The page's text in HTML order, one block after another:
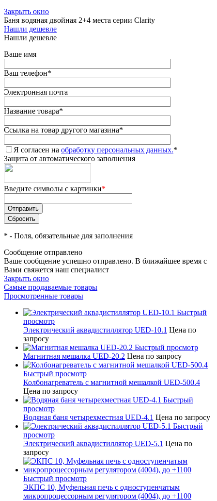
Закрыть окно
Баня водяная двойная 2+4 места серии Clarity
Нашли дешевле
Нашли дешевле
Ваше имя
Ваш телефон*
Электронная почта
Название товара*
Ссылка на товар другого магазина*
Я согласен на обработку персональных данных.*
Защита от автоматического заполнения
Введите символы с картинки*
* - Поля, обязательные для заполнения
Сообщение отправлено
Ваше сообщение успешно отправлено. В ближайшее время с
Вами свяжется наш специалист
Закрыть окно
Самые продаваемые товары
Просмотренные товары
Быстрый
просмотр
Электрический аквадистиллятор UED-10.1 Цена по
запросу
Быстрый просмотр
Магнитная мешалка UED-20.2 Цена по запросу
Быстрый просмотр
Колбонагреватель с магнитной мешалкой UED-500.4
Цена по запросу
Быстрый
просмотр
Водяная баня четырехместная UED-4.1 Цена по запросу
Быстрый
просмотр
Электрический аквадистиллятор UED-5.1 Цена по
запросу
Быстрый просмотр
ЭКПС 10, Муфельная печь с одноступенчатым
микропроцессорным регулятором (4004), до +1100